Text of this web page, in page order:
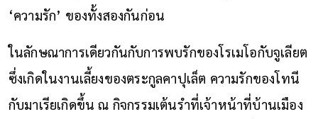
‘ความรัก’ ของทั้งสองกันก่อน
ในลักษณาการเดียวกันกับการพบรักของโรเมโอกับจูเลียต
ซึ่งเกิดในงานเลี้ยงของตระกูลคาปุเล็ต ความรักของโทนี
กับมาเรียเกิดขึ้น ณ กิจกรรมเต้นรำที่เจ้าหน้าที่บ้านเมือง